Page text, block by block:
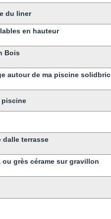
du liner
en hauteur
Bois
autour de ma piscine solidbric
piscine
dalle terrasse
grès cérame sur gravillon